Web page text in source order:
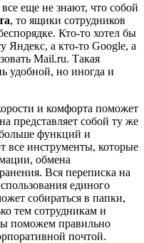
еще не знают, что собой
, то ящики сотрудников
Кто-то хотел бы
Яндекс, а кто-то Google, а
Mail.ru. Такая
удобной, но иногда и
и комфорта поможет
представляет собой ту же
функций и
все инструменты, которые
обмена
Вся переписка на
единого
собираться в папки,
тем сотрудникам и
поможем правильно
почтой.